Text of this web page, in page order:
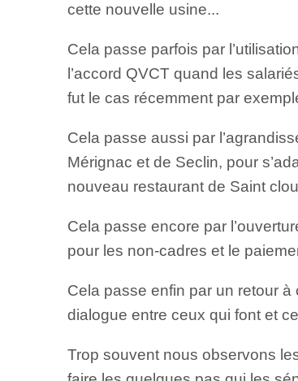
cette nouvelle usine...
Cela passe parfois par
l’accord QVCT quand les
fut le cas récemment par
Cela passe aussi par
Mérignac et de Seclin, pour
nouveau restaurant de Saint
Cela passe encore par
pour les non-cadres et le
Cela passe enfin par un retour à
dialogue entre ceux qui font et
Trop souvent nous observons